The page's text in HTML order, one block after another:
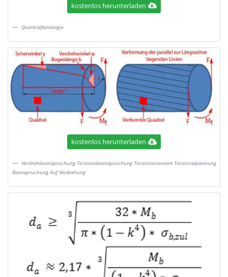
kostenlos herunterladen
Querkraftanalogie
kostenlos herunterladen
Verdrehbeanspruchung Torsionsbeanspruchung Torsionsmoment Torsionsspannung
Beanspruchung Auf Verdrehung